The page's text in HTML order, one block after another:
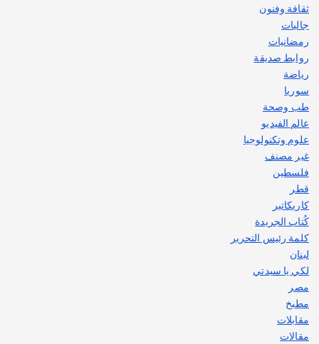
ثقافة وفنون
جاليات
رمضانيات
روابط صديقة
رياضة
سوريا
طب وصحة
عالم الفيديو
علوم وتكنولوجيا
غير مصنف
فلسطين
قطر
كاريكاتير
كُتاب الجريدة
كلمة رئيس التحرير
لبنان
لكي يا سيدتي
مصر
مطبخ
مقابلات
مقالات